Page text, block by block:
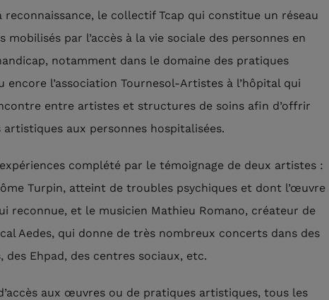
reconnaissance, le collectif Tcap qui constitue un réseau
mobilisés par l’accès à la vie sociale des personnes en
notamment dans le domaine des pratiques
encore l’association Tournesol-Artistes à l’hôpital qui
entre artistes et structures de soins afin d’offrir
artistiques aux personnes hospitalisées.
complété par le témoignage de deux artistes :
Turpin, atteint de troubles psychiques et dont l’œuvre
reconnue, et le musicien Mathieu Romano, créateur de
Aedes, qui donne de très nombreux concerts dans des
des Ehpad, des centres sociaux, etc.
d’accès aux œuvres ou de pratiques artistiques, tous les